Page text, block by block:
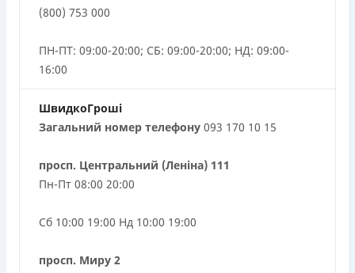
(800) 753 000
ПН-ПТ: 09:00-20:00; СБ: 09:00-20:00; НД: 09:00-
16:00
ШвидкоГроші
Загальний номер телефону 093 170 10 15
просп. Центральний (Леніна) 111
Пн-Пт 08:00 20:00
Сб 10:00 19:00 Нд 10:00 19:00
просп. Миру 2